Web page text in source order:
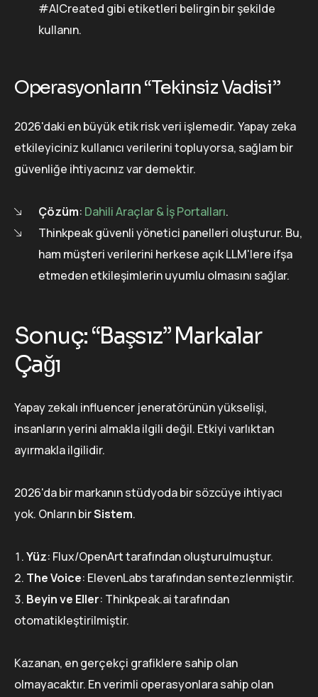
#AICreated gibi etiketleri belirgin bir şekilde
kullanın.
Operasyonların “Tekinsiz Vadisi”
2026'daki en büyük etik risk veri işlemedir. Yapay zeka
etkileyiciniz kullanıcı verilerini topluyorsa, sağlam bir
güvenliğe ihtiyacınız var demektir.
Çözüm: Dahili Araçlar & İş Portalları.
Thinkpeak güvenli yönetici panelleri oluşturur. Bu,
ham müşteri verilerini herkese açık LLM'lere ifşa
etmeden etkileşimlerin uyumlu olmasını sağlar.
Sonuç: “Başsız” Markalar
Çağı
Yapay zekalı influencer jeneratörünün yükselişi,
insanların yerini almakla ilgili değil. Etkiyi varlıktan
ayırmakla ilgilidir.
2026'da bir markanın stüdyoda bir sözcüye ihtiyacı
yok. Onların birSistem.
Yüz: Flux/OpenArt tarafından oluşturulmuştur.
The Voice: ElevenLabs tarafından sentezlenmiştir.
Beyin ve Eller: Thinkpeak.ai tarafından
otomatikleştirilmiştir.
Kazanan, en gerçekçi grafiklere sahip olan
olmayacaktır. En verimli operasyonlara sahip olan